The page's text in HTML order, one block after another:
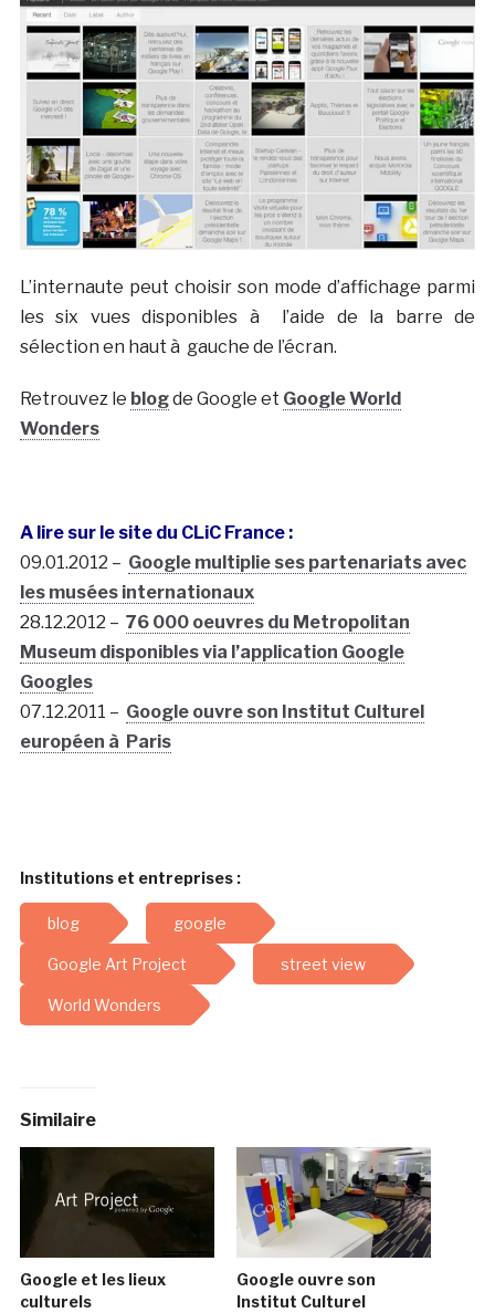
L’internaute peut choisir son mode d’affichage parmi
les six vues disponibles à l’aide de la barre de
sélection en haut à gauche de l’écran.
Retrouvez le blogde Google et Google World
Wonders
A lire sur le site du CLiC France :
09.01.2012 – Google multiplie ses partenariats avec
les musées internationaux
28.12.2012 – 76 000 oeuvres du Metropolitan
Museum disponibles via l’application Google
Googles
07.12.2011 – Google ouvre son Institut Culturel
européen à Paris
Institutions et entreprises :
blog google
Google Art Project street view
World Wonders
Similaire
Google et les lieux
culturels
Google ouvre son
Institut Culturel